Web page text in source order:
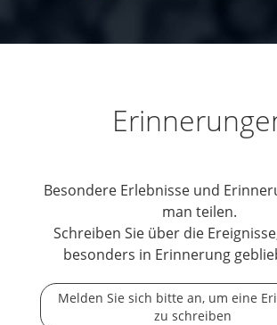
Besondere Erlebnisse und
man teilen.
Schreiben Sie über die
besonders in Erinnerung
Melden Sie sich bitte an, um eine
zu schreiben